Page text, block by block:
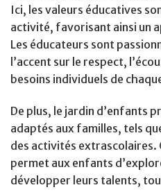
Ici, les valeurs éducatives
activité, favorisant ainsi un
Les éducateurs sont
l’accent sur le respect,
besoins individuels de
De plus, le jardin d’enfants
adaptés aux familles, tels
des activités extrascolaires.
permet aux enfants
développer leurs talents,